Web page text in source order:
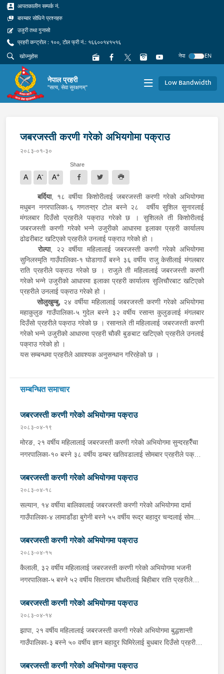
आपतकालीन सम्पर्क नं.
बारम्बार सोधिने प्रश्नहरु
उजुरी तथा गुनासो
प्रहरी कन्ट्रोल : १००, टोल फ्री नं.: १६६००१४१५१६
नेपा
EN
नेपाल प्रहरी
"सत्य, सेवा सुरक्षणम्" Low Bandwidth
जबरजस्ती करणी गरेको अभियगोमा पक्राउ
२०८३-०१-३०
A A- A+
Share
बर्दिया, १८ वर्षीया किशोरीलाई जबरजस्ती करणी गरेको अभियोगमा
मधुबन नगरपालिका-६ गणतन्त्र टोल बस्ने २८ वर्षीय सुशिल सुनारलाई
मंगलबार दिउँसो प्रहरीले पक्राउ गरेको छ । सुशिलले ती किशोरीलाई
जबरजस्ती करणी गरेको भन्ने उजुरीको आधारमा इलाका प्रहरी कार्यालय
ढोढरीबाट खटिएको प्रहरीले उनलाई पक्राउ गरेको हो ।
रोल्पा, २२ वर्षीया महिलालाई जबरजस्ती करणी गरेको अभियोगमा
सुनिलस्मृति गाउँपालिका-१ घोडागाउँ बस्ने ३६ वर्षीय राजु केसीलाई मंगलबार
राति प्रहरीले पक्राउ गरेको छ । राजुले ती महिलालाई जबरजस्ती करणी
गरेको भन्ने उजुरीको आधारमा इलाका प्रहरी कार्यालय सुलिचौरबाट खटिएको
प्रहरीले उनलाई पक्राउ गरेको हो ।
सोलुखुम्बु, २४ वर्षीया महिलालाई जबरजस्ती करणी गरेको अभियोगमा
महाकुलुङ गाउँपालिका-५ गुदेल बस्ने ३२ वर्षीय रसान्त कुलुङलाई मंगलबार
दिउँसो प्रहरीले पक्राउ गरेको छ । रसान्तले ती महिलालाई जबरजस्ती करणी
गरेको भन्ने उजुरीको आधारमा प्रहरी चौकी बुङबाट खटिएको प्रहरीले उनलाई
पक्राउ गरेको हो ।
यस सम्बन्धमा प्रहरीले आवश्यक अनुसन्धान गरिरहेको छ ।
सम्बन्धित समाचार
जबरजस्ती करणी गरेको अभियोगमा पक्राउ
२०८३-०४-१९
मोरङ, २१ वर्षीय महिलालाई जबरजस्ती करणी गरेको अभियोगमा सुन्दरहरैँचा
नगरपालिका-१० बस्ने ३८ वर्षीय डम्बर खतिवडालाई सोमबार प्रहरीले पक्राउ
आधारमा इलाका प्रहरी कार्यालय बेलबारीबाट खटिएको प्रहरीले उनलाई
पक्राउ गरेको हो । साथै प्रहरीले उक्त घटनामा संलग्न अन्य २ जनालाई
नियन्त्रणमा लिएको छ । यस सम्बन्धमा प्रहरीले आवश्यक अनुसन्धान
गरिरहेको छ ।
जबरजस्ती करणी गरेको अभियोगमा पक्राउ
२०८३-०४-१८
सल्यान, १४ वर्षीया बालिकालाई जबरजस्ती करणी गरेको अभियोगमा दार्मा
गाउँपालिका-४ लामाडाँडा बुगेनी बस्ने ५५ वर्षीय रूद्र बहादुर चन्दलाई सोमबार
गरेको भन्ने उजुरीको आधारमा इलाका प्रहरी कार्यालय दार्माबाट खटिएको
प्रहरीले उनलाई पक्राउ गरेको हो । यस सम्बन्धमा प्रहरीले आवश्यक
अनुसन्धान गरिरहेको छ ।
जबरजस्ती करणी गरेको अभियोगमा पक्राउ
२०८३-०४-१५
कैलाली, ३२ वर्षीय महिलालाई जबरजस्ती करणी गरेको अभियोगमा भजनी
नगरपालिका-५ बस्ने ५२ वर्षीय सिताराम चौधरीलाई बिहीबार राति प्रहरीले
उजुरीको आधारमा इलाका प्रहरी कार्यालय भजनीबाट खटिएको प्रहरीले
उनलाई पक्राउ गरेको हो । यस सम्बन्धमा प्रहरीले आवश्‍यक अनुसन्धान
गरिरहेको छ ।
जबरजस्ती करणी गरेको अभियोगमा पक्राउ
२०८३-०४-१४
झापा, २१ वर्षीय महिलालाई जबरजस्ती करणी गरेको अभियोगमा बुद्धशान्ती
गाउँपालिका-३ बस्ने ५० वर्षीय ज्ञान बहादुर घिमिरेलाई बुधबार दिउँसो प्रहरीले
उजुरीको आधारमा इलाका प्रहरी कार्यालय बुधबारेबाट खटिएको प्रहरीले
जबरजस्ती करणी गरेको अभियोगमा पक्राउ